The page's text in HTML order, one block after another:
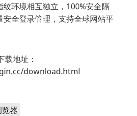
环境相互独立，100%安全隔
安全登录管理，支持全球网站平
载地址：
download.html
器